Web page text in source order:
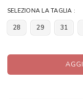
SELEZIONA LA TAGLIA :
28 29 31